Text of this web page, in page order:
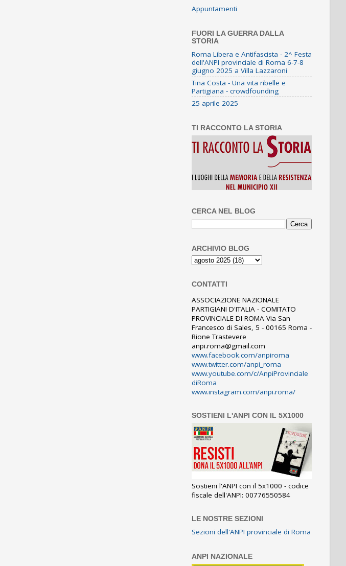
Appuntamenti
FUORI LA GUERRA DALLA
STORIA
Roma Libera e Antifascista - 2^ Festa
dell'ANPI provinciale di Roma 6-7-8
giugno 2025 a Villa Lazzaroni
Tina Costa - Una vita ribelle e
Partigiana - crowdfounding
25 aprile 2025
TI RACCONTO LA STORIA
CERCA NEL BLOG
ARCHIVIO BLOG
CONTATTI
ASSOCIAZIONE NAZIONALE
PARTIGIANI D'ITALIA - COMITATO
PROVINCIALE DI ROMA Via San
Francesco di Sales, 5 - 00165 Roma -
Rione Trastevere
anpi.roma@gmail.com
www.facebook.com/anpiroma
www.twitter.com/anpi_roma
www.youtube.com/c/AnpiProvinciale
diRoma
www.instagram.com/anpi.roma/
SOSTIENI L'ANPI CON IL 5X1000
Sostieni l'ANPI con il 5x1000 - codice
fiscale dell'ANPI: 00776550584
LE NOSTRE SEZIONI
Sezioni dell'ANPI provinciale di Roma
ANPI NAZIONALE